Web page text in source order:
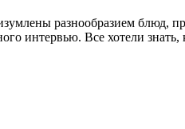
разнообразием
интервью. Все хотели знать,